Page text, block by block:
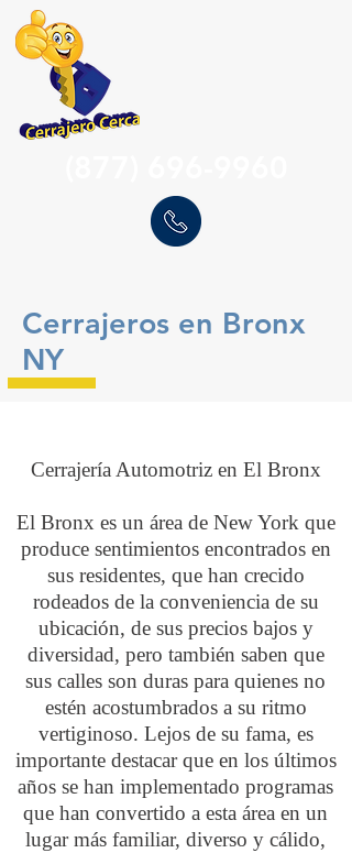
Cerrajeros en Bronx
NY
Cerrajería Automotriz en El Bronx
El Bronx es un área de New York que
produce sentimientos encontrados en
sus residentes, que han crecido
rodeados de la conveniencia de su
ubicación, de sus precios bajos y
diversidad, pero también saben que
sus calles son duras para quienes no
estén acostumbrados a su ritmo
vertiginoso. Lejos de su fama, es
importante destacar que en los últimos
años se han implementado programas
que han convertido a esta área en un
lugar más familiar, diverso y cálido,